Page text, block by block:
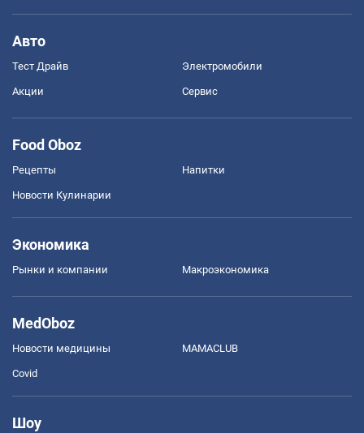
Авто
Тест Драйв Электромобили
Акции Сервис
Food Oboz
Рецепты Напитки
Новости Кулинарии
Экономика
Рынки и компании Mакроэкономика
MedOboz
Новости медицины MAMACLUB
Covid
Шоу